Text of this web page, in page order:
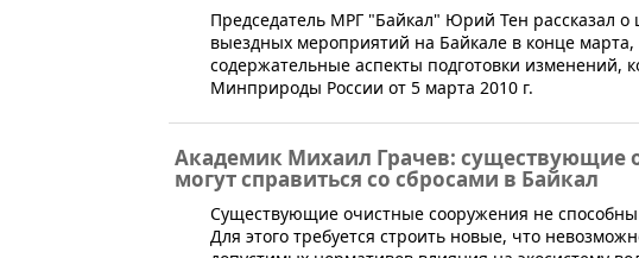
​Председатель МРГ "Байкал" Юрий Тен рассказал
выездных мероприятий на Байкале в конце
содержательные аспекты подготовки изменений,
Минприроды России от 5 марта 2010 г.
Академик Михаил Грачев: существующие
могут справиться со сбросами в Байкал
​Существующие очистные сооружения не
Для этого требуется строить новые, что